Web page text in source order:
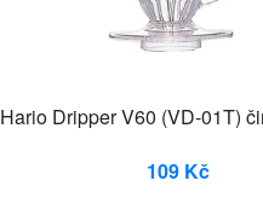
Hario Dripper V60 (VD-01T)
109 Kč